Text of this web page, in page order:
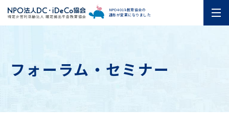
NPO401k教育協会の
通称が変更になりました
フォーラム・セミナー